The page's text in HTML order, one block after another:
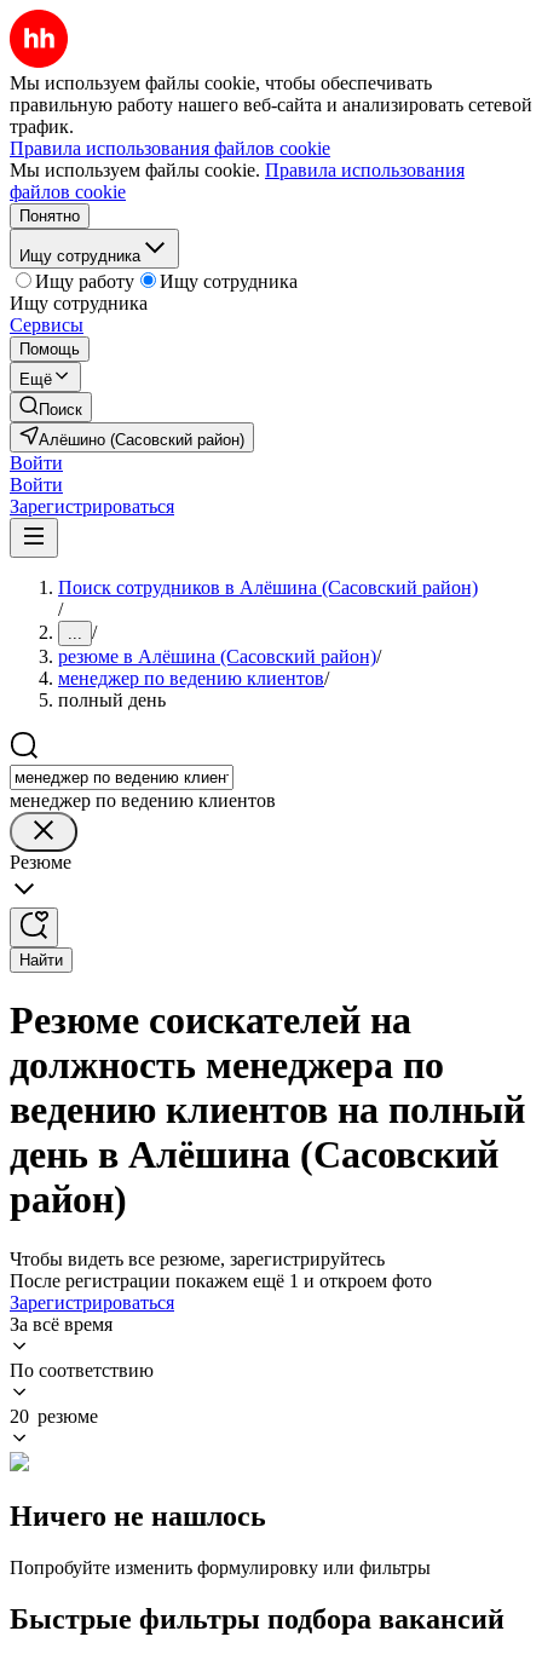
Мы используем файлы cookie, чтобы обеспечивать
правильную работу нашего веб-сайта и анализировать сетевой
трафик.
Правила использования файлов cookie
Мы используем файлы cookie. Правила использования
файлов cookie
Понятно
Ищу сотрудника
Ищу работу
Ищу сотрудника
Ищу сотрудника
Сервисы
Помощь
Ещё
Поиск
Алёшино (Сасовский район)
Войти
Войти
Зарегистрироваться
Поиск сотрудников в Алёшина (Сасовский район)
/
... /
резюме в Алёшина (Сасовский район)/
менеджер по ведению клиентов/
полный день
менеджер по ведению клиентов
Резюме
Найти
Резюме соискателей на
должность менеджера по
ведению клиентов на полный
день в Алёшина (Сасовский
район)
Чтобы видеть все резюме, зарегистрируйтесь
После регистрации покажем ещё 1 и откроем фото
Зарегистрироваться
За всё время
По соответствию
20 резюме
Ничего не нашлось
Попробуйте изменить формулировку или фильтры
Быстрые фильтры подбора вакансий